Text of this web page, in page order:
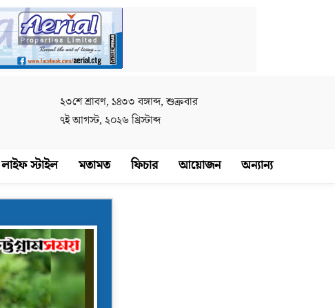
২৩শে শ্রাবণ, ১৪৩৩ বঙ্গাব্দ, শুক্রবার
৭ই আগস্ট, ২০২৬ খ্রিস্টাব্দ
লাইফ স্টাইল মতামত ফিচার আয়োজন অন্যান্য